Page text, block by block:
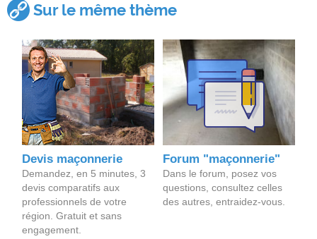
Sur le même thème
Devis maçonnerie
Demandez, en 5 minutes, 3
devis comparatifs aux
professionnels de votre
région. Gratuit et sans
engagement.
Forum "maçonnerie"
Dans le forum, posez vos
questions, consultez celles
des autres, entraidez-vous.